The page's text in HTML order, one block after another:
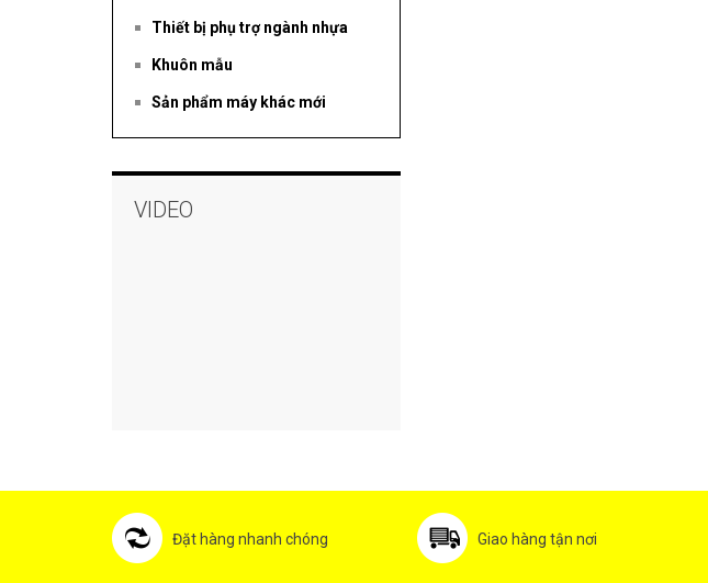
Thiết bị phụ trợ ngành nhựa
Khuôn mẫu
Sản phẩm máy khác mới
VIDEO
Đặt hàng nhanh chóng Giao hàng tận nơi